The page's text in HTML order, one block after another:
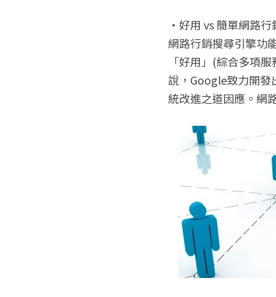
‧好用 vs 簡單網路行
網路行銷搜尋引擎功
「好用」(綜合多項
說，Google致力開發
統改進之道因應。網